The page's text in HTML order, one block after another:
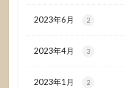
2023年6月 2
2023年4月 3
2023年1月 2